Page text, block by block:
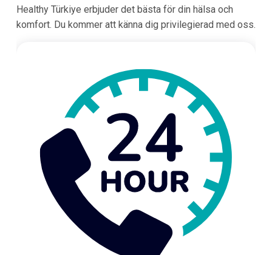
Healthy Türkiye erbjuder det bästa för din hälsa och
komfort. Du kommer att känna dig privilegierad med oss.